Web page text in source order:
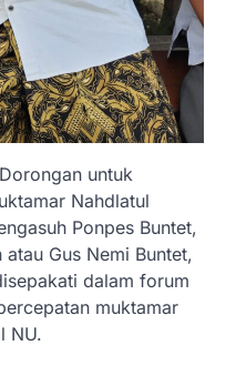
untuk
Nahdlatul
Ponpes Buntet,
Gus Nemi Buntet,
dalam forum
muktamar
NU.